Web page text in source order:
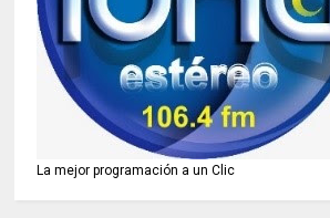
La mejor programación a un Clic